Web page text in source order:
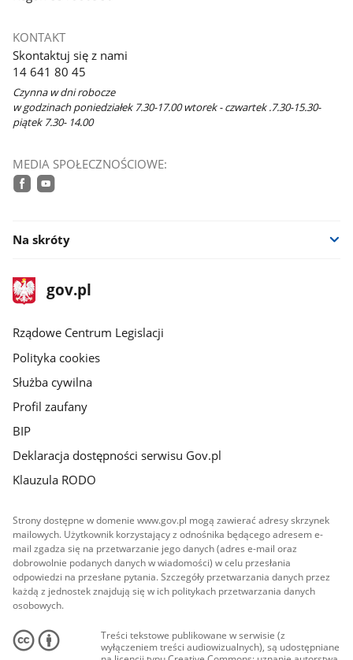
KONTAKT
Skontaktuj się z nami
14 641 80 45
Czynna w dni robocze
w godzinach poniedziałek 7.30-17.00 wtorek - czwartek .7.30-15.30-
piątek 7.30- 14.00
MEDIA SPOŁECZNOŚCIOWE:
Na skróty
stopka
gov.plStrona
gov.pl
Rządowe Centrum Legislacji
Polityka cookies
Służba cywilna
Profil zaufany
BIP
Deklaracja dostępności serwisu Gov.pl
Klauzula RODO
Strony dostępne w domenie www.gov.pl mogą zawierać adresy skrzynek
mailowych. Użytkownik korzystający z odnośnika będącego adresem e-
mail zgadza się na przetwarzanie jego danych (adres e-mail oraz
dobrowolnie podanych danych w wiadomości) w celu przesłania
odpowiedzi na przesłane pytania. Szczegóły przetwarzania danych przez
każdą z jednostek znajdują się w ich politykach przetwarzania danych
osobowych.
Treści tekstowe publikowane w serwisie (z
wyłączeniem treści audiowizualnych), są udostępniane